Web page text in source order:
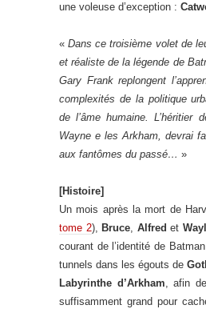
une voleuse d’exception :
«Dans ce troisième volet de
et réaliste de la légende de
Gary Frank replongent
complexités de la politique
de l’âme humaine. L’héritier
Wayne e les Arkham, devrai
aux fantômes du passé… »
[Histoire]
Un mois après la mort de
tome 2), Bruce, Alfred et
courant de l’identité de
tunnels dans les égouts de
Labyrinthe d’Arkham, afin
suffisamment grand pour